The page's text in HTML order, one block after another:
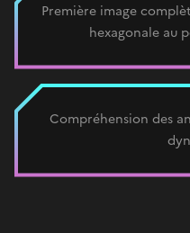
Première image
hexagonale au
Compréhension des